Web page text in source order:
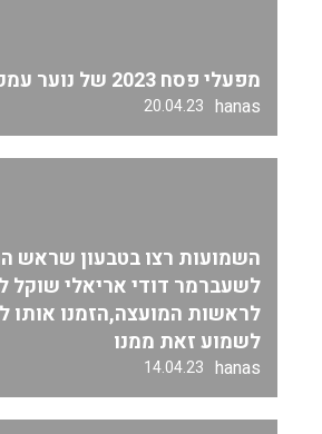
מפעלי פסח 2023 של נוער עמק יזרעאל
hanas
20.04.23
השמועות רצו בטבעון שראש
לשעברמר דודי אריאלי שוקל
לראשות המועצה,הזמנו אותו
לשמוע זאת ממנו
hanas
14.04.23